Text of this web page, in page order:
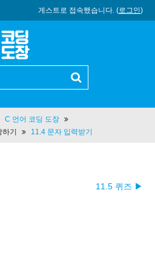
게스트로 접속했습니다. (로그인)
C 언어 코딩 도장
기
11.4 문자 입력받기
11.5 퀴즈 ▶︎